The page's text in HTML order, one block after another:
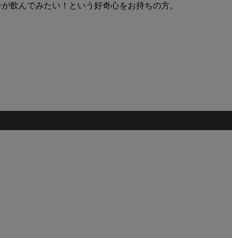
飲んでみたい！という好奇心をお持ちの方。